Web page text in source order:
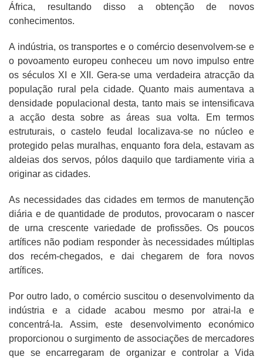
África, resultando disso a obtenção de novos
conhecimentos.
A indústria, os transportes e o comércio desenvolvem-se e
o povoamento europeu conheceu um novo impulso entre
os séculos XI e XII. Gera-se uma verdadeira atracção da
população rural pela cidade. Quanto mais aumentava a
densidade populacional desta, tanto mais se intensificava
a acção desta sobre as áreas sua volta. Em termos
estruturais, o castelo feudal localizava-se no núcleo e
protegido pelas muralhas, enquanto fora dela, estavam as
aldeias dos servos, pólos daquilo que tardiamente viria a
originar as cidades.
As necessidades das cidades em termos de manutenção
diária e de quantidade de produtos, provocaram o nascer
de urna crescente variedade de profissões. Os poucos
artífices não podiam responder às necessidades múltiplas
dos recém-chegados, e dai chegarem de fora novos
artífices.
Por outro lado, o comércio suscitou o desenvolvimento da
indústria e a cidade acabou mesmo por atrai-la e
concentrá-la. Assim, este desenvolvimento económico
proporcionou o surgimento de associações de mercadores
que se encarregaram de organizar e controlar a Vida